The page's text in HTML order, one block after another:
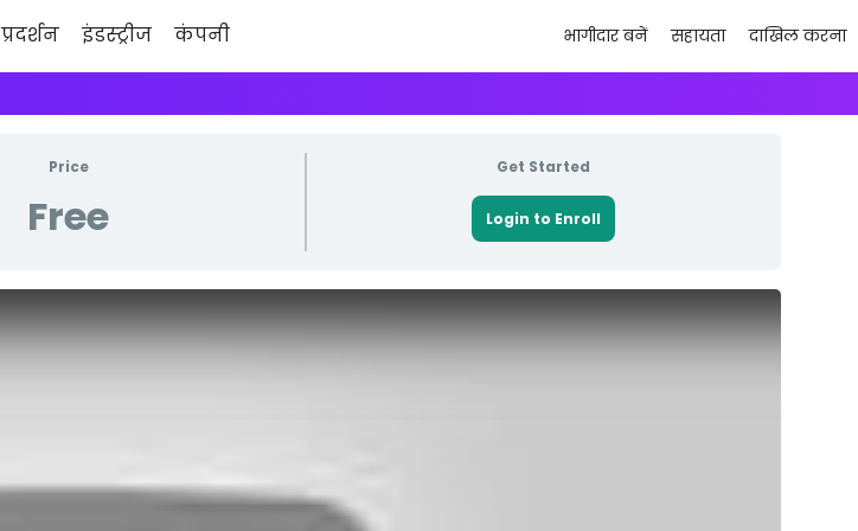
प्रदर्शन इंडस्ट्रीज कंपनी भागीदार बनें सहायता दाखिल करना
Price
Free
Get Started
Login to Enroll